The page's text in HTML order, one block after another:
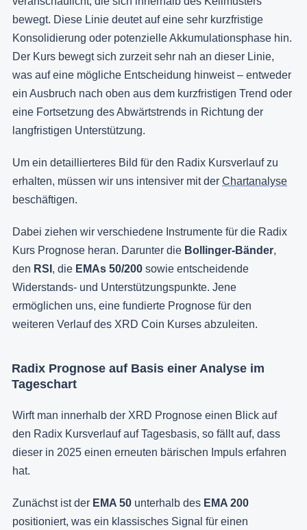
bewegt. Diese Linie deutet auf eine sehr kurzfristige
Konsolidierung oder potenzielle Akkumulationsphase hin.
Der Kurs bewegt sich zurzeit sehr nah an dieser Linie,
was auf eine mögliche Entscheidung hinweist – entweder
ein Ausbruch nach oben aus dem kurzfristigen Trend oder
eine Fortsetzung des Abwärtstrends in Richtung der
langfristigen Unterstützung.
Um ein detaillierteres Bild für den Radix Kursverlauf zu
erhalten, müssen wir uns intensiver mit der Chartanalyse
beschäftigen.
Dabei ziehen wir verschiedene Instrumente für die Radix
Kurs Prognose heran. Darunter die Bollinger-Bänder,
den RSI , die EMAs 50/200 sowie entscheidende
Widerstands- und Unterstützungspunkte. Jene
ermöglichen uns, eine fundierte Prognose für den
weiteren Verlauf des XRD Coin Kurses abzuleiten.
Radix Prognose auf Basis einer Analyse im
Tageschart
Wirft man innerhalb der XRD Prognose einen Blick auf
den Radix Kursverlauf auf Tagesbasis, so fällt auf, dass
dieser in 2025 einen erneuten bärischen Impuls erfahren
hat.
Zunächst ist der EMA 50 unterhalb des EMA 200
positioniert, was ein klassisches Signal für einen